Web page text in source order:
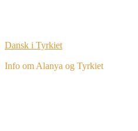
Dansk i Tyrkiet
Info om Alanya og Tyrkiet